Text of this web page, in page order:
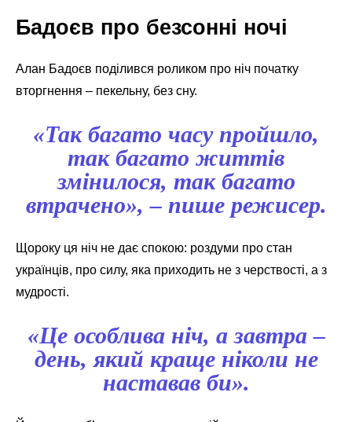
Бадоєв про безсонні ночі
Алан Бадоєв поділився роликом про ніч початку
вторгнення – пекельну, без сну.
«Так багато часу пройшло,
так багато життів
змінилося, так багато
втрачено», – пише режисер.
Щороку ця ніч не дає спокою: роздуми про стан
українців, про силу, яка приходить не з черствості, а з
мудрості.
«Це особлива ніч, а завтра –
день, який краще ніколи не
наставав би».